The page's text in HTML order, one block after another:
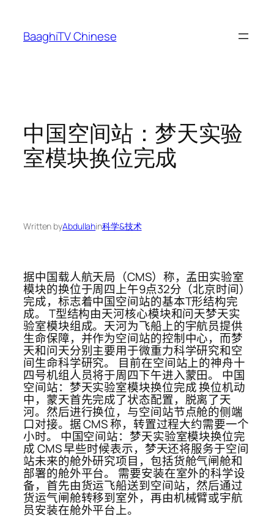
content
BaaghiTV Chinese
中国空间站：梦天实验
室模块换位完成
Written byAbdullahin科学&技术
据中国载人航天局（CMS）称，孟田实验室
模块的换位于周四上午9点32分（北京时间）
完成，标志着中国空间站的基本T形结构完
成。 T型结构由天河核心模块和问天梦天实
验室模块组成。天河为飞船上的宇航员提供
生命保障，并作为空间站的控制中心，而梦
天和问天分别主要用于微重力科学研究和空
间生命科学研究。 目前在空间站上的神舟十
四号机组人员将于周四下午进入蒙田。 中国
空间站：梦天实验室模块换位完成 换位机动
中，蒙天首先完成了状态配置，脱离了天
河。然后进行换位，与空间站节点舱的侧端
口对接。据 CMS 称，转置过程大约需要一个
小时。 中国空间站：梦天实验室模块换位完
成 CMS 早些时候表示，梦天还将服务于空间
站未来的舱外研究项目，包括货舱气闸舱和
部署的舱外平台。 需要安装在室外的科学设
备，首先由货运飞船送到空间站，然后通过
货运气闸舱转移到室外，再由机械臂或宇航
员安装在舱外平台上。